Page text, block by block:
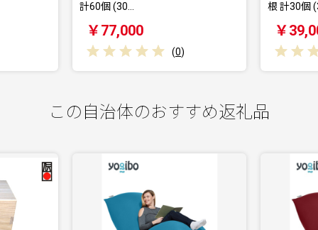
計60個 (30…
￥77,000
( 0)
根 計30個 (3…
￥39,000
この自治体のおすすめ返礼品